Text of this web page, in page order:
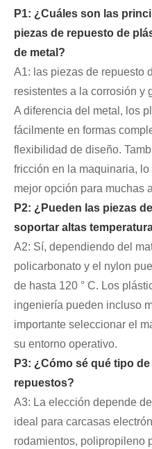
P1: ¿Cuáles son las
piezas de repuesto de
de metal?
A1: las piezas de repuesto
resistentes a la corrosión y
A diferencia del metal, los
fácilmente en formas
flexibilidad de diseño.
fricción en la maquinaria,
mejor opción para muchas
P2: ¿Pueden las piezas
soportar altas
A2: Sí, dependiendo del
policarbonato y el nylon
de hasta 120 ° C. Los
ingeniería pueden incluso
importante seleccionar el
su entorno operativo.
P3: ¿Cómo sé qué tipo
repuestos?
A3: La elección depende
ideal para carcasas
rodamientos, polipropileno